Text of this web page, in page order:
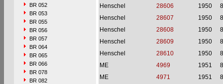
BR 052
BR 053
BR 055
BR 056
BR 057
BR 064
BR 065
BR 066
BR 078
BR 082
Henschel
28606 1950
Henschel
28607 1950
Henschel
28608 1950
Henschel
28609 1950
Henschel
28610 1950
ME
4969 1951
ME
4971 1951